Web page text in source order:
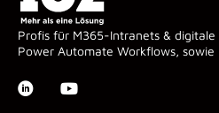
Profis für M365-Intranets &
Power Automate Workflows,